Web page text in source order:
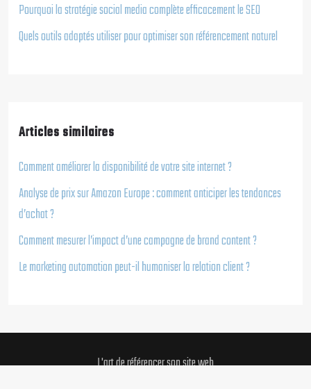
Pourquoi la stratégie social media complète efficacement le SEO
Quels outils adaptés utiliser pour optimiser son référencement naturel
Articles similaires
Comment améliorer la disponibilité de votre site internet ?
Analyse de prix sur Amazon Europe : comment anticiper les tendances
d’achat ?
Comment mesurer l’impact d’une campagne de brand content ?
Le marketing automation peut-il humaniser la relation client ?
L'art de référencer son site web